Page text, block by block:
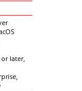
or later,